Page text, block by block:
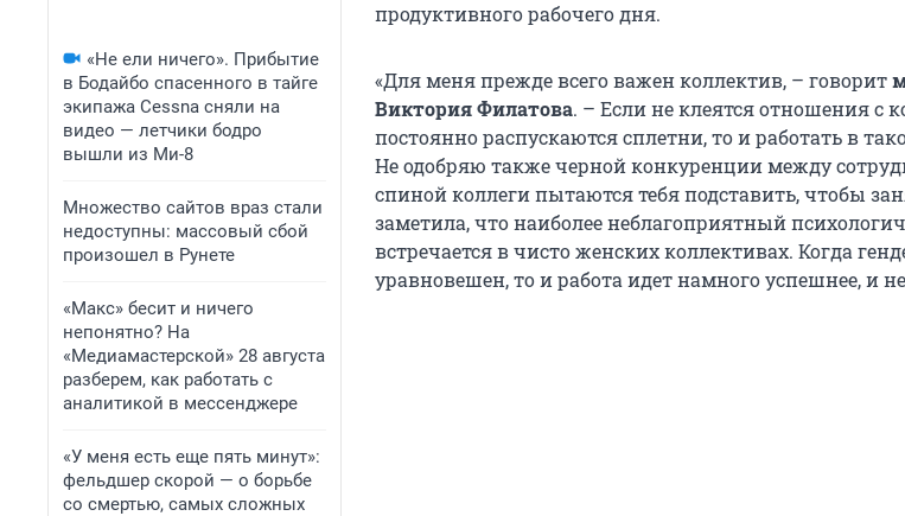
«Не ели ничего». Прибытие
в Бодайбо спасенного в тайге
экипажа Cessna сняли на
видео — летчики бодро
вышли из Ми-8
Множество сайтов враз стали
недоступны: массовый сбой
произошел в Рунете
«Макс» бесит и ничего
непонятно? На
«Медиамастерской» 28 августа
разберем, как работать с
аналитикой в мессенджере
«У меня есть еще пять минут»:
фельдшер скорой — о борьбе
со смертью, самых сложных
продуктивного рабочего дня.
«Для меня прежде всего важен коллектив, – говорит
Виктория Филатова. – Если не клеятся отношения с
постоянно распускаются сплетни, то и работать в
Не одобряю также черной конкуренции между
спиной коллеги пытаются тебя подставить, чтобы
заметила, что наиболее неблагоприятный
встречается в чисто женских коллективах. Когда
уравновешен, то и работа идет намного успешнее, и